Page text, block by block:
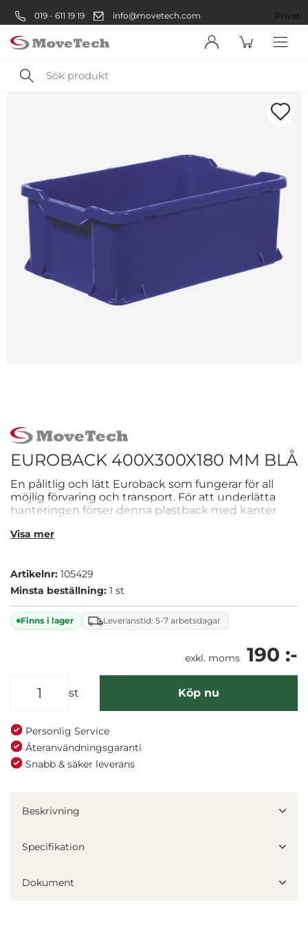
019 - 611 19 19 info@movetech.com Privat
Sök
produkt
EUROBACK 400X300X180 MM BLÅ
En pålitlig och lätt Euroback som fungerar för all
möjlig förvaring och transport. För att underlätta
hanteringen förser denna plastback med kanter
backen fungerar fint på rullbanor. Dess släta insida
Visa mer
Artikelnr: 105429
Minsta beställning: 1 st
Finns i lager Leveranstid: 5-7 arbetsdagar
exkl. moms 190 :-
st Köp nu
Personlig Service
Återanvändningsgaranti
Snabb & säker leverans
Beskrivning
Specifikation
Dokument